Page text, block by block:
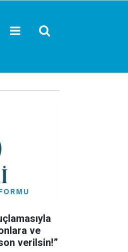
ve
verilsin!”